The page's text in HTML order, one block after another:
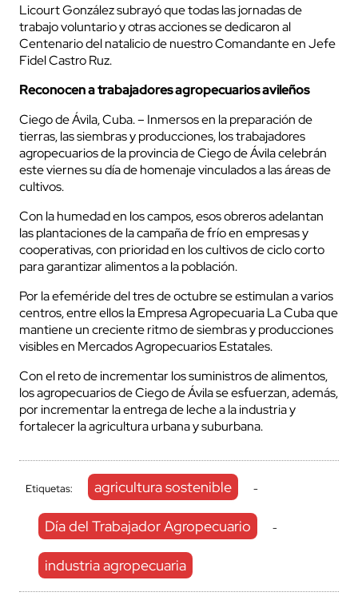
Licourt González subrayó que todas las jornadas de
trabajo voluntario y otras acciones se dedicaron al
Centenario del natalicio de nuestro Comandante en Jefe
Fidel Castro Ruz.
Reconocen a trabajadores agropecuarios avileños
Ciego de Ávila, Cuba. – Inmersos en la preparación de
tierras, las siembras y producciones, los trabajadores
agropecuarios de la provincia de Ciego de Ávila celebrán
este viernes su día de homenaje vinculados a las áreas de
cultivos.
Con la humedad en los campos, esos obreros adelantan
las plantaciones de la campaña de frío en empresas y
cooperativas, con prioridad en los cultivos de ciclo corto
para garantizar alimentos a la población.
Por la efeméride del tres de octubre se estimulan a varios
centros, entre ellos la Empresa Agropecuaria La Cuba que
mantiene un creciente ritmo de siembras y producciones
visibles en Mercados Agropecuarios Estatales.
Con el reto de incrementar los suministros de alimentos,
los agropecuarios de Ciego de Ávila se esfuerzan, además,
por incrementar la entrega de leche a la industria y
fortalecer la agricultura urbana y suburbana.
Etiquetas: agricultura sostenible -
Día del Trabajador Agropecuario -
industria agropecuaria